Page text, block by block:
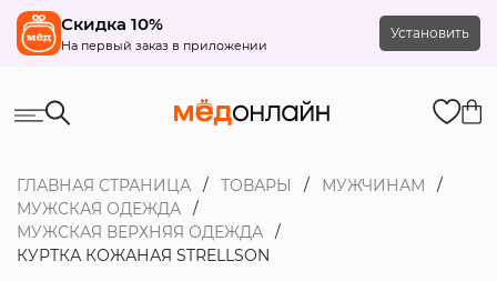
Скидка 10%
На первый заказ в приложении
Установить
ГЛАВНАЯ СТРАНИЦА ТОВАРЫ
МУЖЧИНАМ
МУЖСКАЯ ОДЕЖДА
МУЖСКАЯ ВЕРХНЯЯ ОДЕЖДА
КУРТКА КОЖАНАЯ STRELLSON